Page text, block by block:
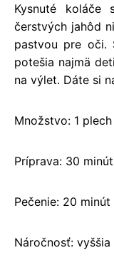
Kysnuté koláče
čerstvých jahôd
pastvou pre oči.
potešia najmä
na výlet. Dáte si
Množstvo: 1
Príprava: 30
Pečenie: 20 minút
Náročnosť: vyššia